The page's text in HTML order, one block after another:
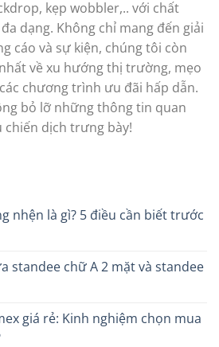
kẹp wobbler,.. với chất
dạng. Không chỉ mang đến giải
cáo và sự kiện, chúng tôi còn
về xu hướng thị trường, mẹo
chương trình ưu đãi hấp dẫn.
bỏ lỡ những thông tin quan
dịch trưng bày!
nhện là gì? 5 điều cần biết trước
standee chữ A 2 mặt và standee
giá rẻ: Kinh nghiệm chọn mua